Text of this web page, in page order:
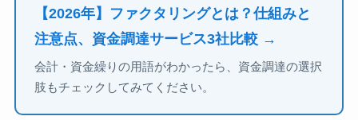
【2026年】ファクタリングとは？仕組みと
注意点、資金調達サービス3社比較 →
会計・資金繰りの用語がわかったら、資金調達の選択
肢もチェックしてみてください。